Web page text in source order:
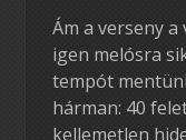
Ám a verseny
igen melósra
tempót
hárman: 40
kellemetlen